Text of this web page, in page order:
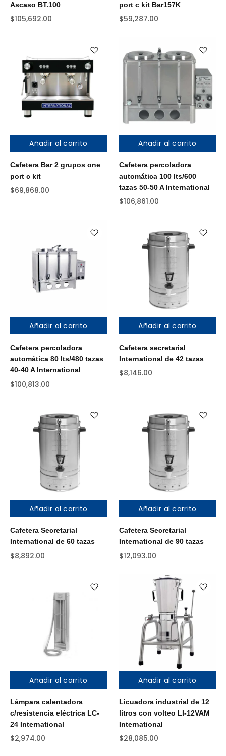
Ascaso BT.100
$105,692.00
port c kit Bar157K
$59,287.00
Añadir al carrito
Cafetera Bar 2 grupos one
port c kit
$69,868.00
Añadir al carrito
Cafetera percoladora
automática 100 lts/600
tazas 50-50 A International
$106,861.00
Añadir al carrito
Cafetera percoladora
automática 80 lts/480 tazas
40-40 A International
$100,813.00
Añadir al carrito
Cafetera secretarial
International de 42 tazas
$8,146.00
Añadir al carrito
Cafetera Secretarial
International de 60 tazas
$8,892.00
Añadir al carrito
Cafetera Secretarial
International de 90 tazas
$12,093.00
Añadir al carrito
Lámpara calentadora
c/resistencia eléctrica LC-
24 International
$2,974.00
Añadir al carrito
Licuadora industrial de 12
litros con volteo LI-12VAM
International
$28,085.00